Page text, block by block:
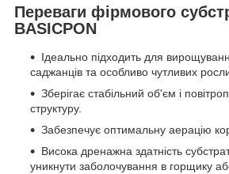
Переваги фірмового
BASICPON
Ідеально підходить для
саджанців та особливо чутливих
Зберігає стабільний об'єм і
структуру.
Забезпечує оптимальну аерацію
Висока дренажна здатність
уникнути заболочування в горщику